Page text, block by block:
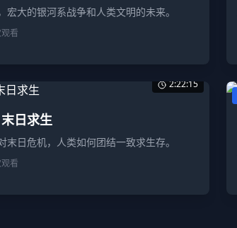
宏大的银河系战争和人类文明的未来。
看
2:22:15
日求生
末日危机，人类如何团结一致求生存。
看